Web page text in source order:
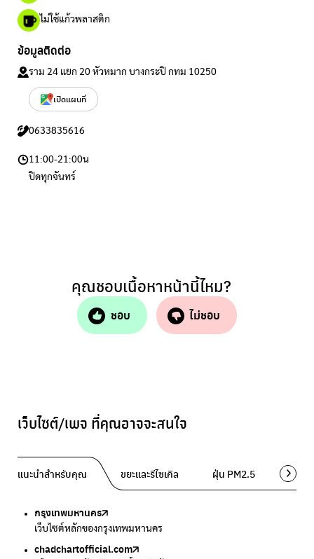
ไม่ใช้แก้วพลาสติก
ข้อมูลติดต่อ
ราม 24 แยก 20 หัวหมาก บางกระปิ กทม 10250
เปิดแผนที่
0633835616
11:00-21:00น
ปิดทุกจันทร์
คุณชอบเนื้อหาหน้านี้ไหม?
ชอบ ไม่ชอบ
เว็บไซต์/เพจ ที่คุณอาจจะสนใจ
แนะนำสำหรับคุณ ขยะและรีไซเคิล ฝุ่น PM2.5 พื้นที่สี
กรุงเทพมหานคร
เว็บไซต์หลักของกรุงเทพมหานคร
chadchartofficial.com
Traffy Fondue
แจ้งปัญหาขยะ เพื่อให้หน่วยงานแก้ไข
BKK Zero Waste
Traffy Fondue
แจ้งปัญหาฝุ่น เพื่อให้หน่วยงานแก้ไข
Airbkk
Bangkok Trees
ความคืบหน้าโครงการต้นไม้ล้านต้น
Greener Bangkok 2030
DCCE
กรมการเปลี่ยนแปลงสภาพภูมิอากาศและสิ่งแวดล้อม
BangkokStories